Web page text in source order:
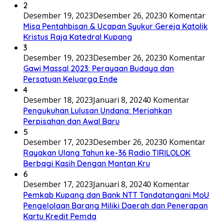
2
Desember 19, 2023Desember 26, 20230 Komentar
Misa Pentahbisan & Ucapan Syukur Gereja Katolik
Kristus Raja Katedral Kupang
3
Desember 19, 2023Desember 26, 20230 Komentar
Gawi Massal 2023: Perayaan Budaya dan
Persatuan Keluarga Ende
4
Desember 18, 2023Januari 8, 20240 Komentar
Pengukuhan Lulusan Undana: Meriahkan
Perpisahan dan Awal Baru
5
Desember 17, 2023Desember 26, 20230 Komentar
Rayakan Ulang Tahun ke-36 Radio TIRILOLOK
Berbagi Kasih Dengan Mantan Kru
6
Desember 17, 2023Januari 8, 20240 Komentar
Pemkab Kupang dan Bank NTT Tandatangani MoU
Pengelolaan Barang Miliki Daerah dan Penerapan
Kartu Kredit Pemda